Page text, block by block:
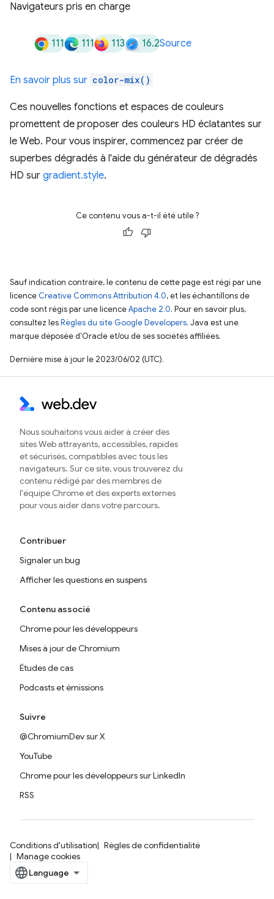
Navigateurs pris en charge
111 111 113 16.2Source
En savoir plus sur color-mix()
Ces nouvelles fonctions et espaces de couleurs
promettent de proposer des couleurs HD éclatantes sur
le Web. Pour vous inspirer, commencez par créer de
superbes dégradés à l'aide du générateur de dégradés
HD sur gradient.style.
Ce contenu vous a-t-il été utile ?
Sauf indication contraire, le contenu de cette page est régi par une
licence Creative Commons Attribution 4.0, et les échantillons de
code sont régis par une licenceApache 2.0. Pour en savoir plus,
consultez lesRègles du site Google Developers. Java est une
marque déposée d'Oracle et/ou de ses sociétés affiliées.
Dernière mise à jour le 2023/06/02 (UTC).
Nous souhaitons vous aider à créer des
sites Web attrayants, accessibles, rapides
et sécurisés, compatibles avec tous les
navigateurs. Sur ce site, vous trouverez du
contenu rédigé par des membres de
l'équipe Chrome et des experts externes
pour vous aider dans votre parcours.
Contribuer
Signaler un bug
Afficher les questions en suspens
Contenu associé
Chrome pour les développeurs
Mises à jour de Chromium
Études de cas
Podcasts et émissions
Suivre
@ChromiumDev sur X
YouTube
Chrome pour les développeurs sur LinkedIn
RSS
Conditions d'utilisation
Règles de confidentialité
Manage cookies